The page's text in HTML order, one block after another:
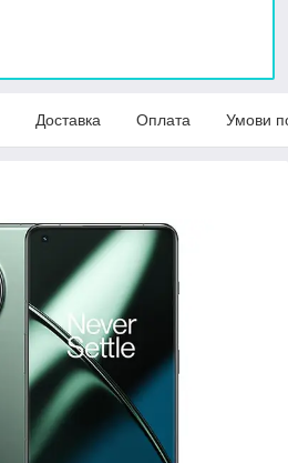
Доставка Оплата Умови